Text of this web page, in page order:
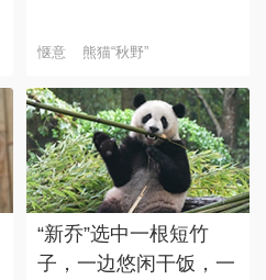
惬意 熊猫“秋野”
“新乔”选中一根短竹
子，一边悠闲干饭，一